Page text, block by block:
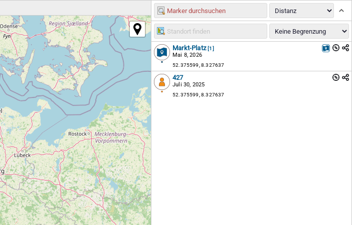
Markt-Platz [1]
Mai 8, 2026
52.375599, 8.327637
427
Juli 30, 2025
52.375599, 8.327637